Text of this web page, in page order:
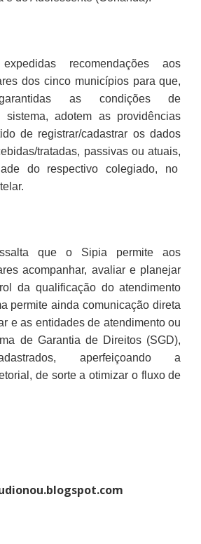
recomendações aos
dos cinco municípios para que,
as condições de
sistema, adotem as providências
de registrar/cadastrar os dados
tratadas, passivas ou atuais,
do respectivo colegiado, no
que o Sipia permite aos
acompanhar, avaliar e planejar
da qualificação do atendimento
permite ainda comunicação direta
e as entidades de atendimento ou
de Garantia de Direitos (SGD),
aperfeiçoando a
de sorte a otimizar o fluxo de